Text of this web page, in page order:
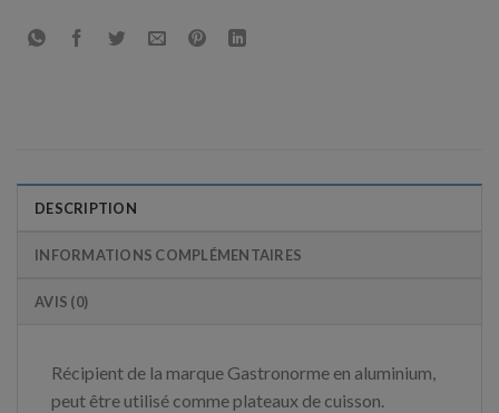
DESCRIPTION
INFORMATIONS COMPLÉMENTAIRES
AVIS (0)
Récipient de la marque Gastronorme en aluminium,
peut être utilisé comme plateaux de cuisson.